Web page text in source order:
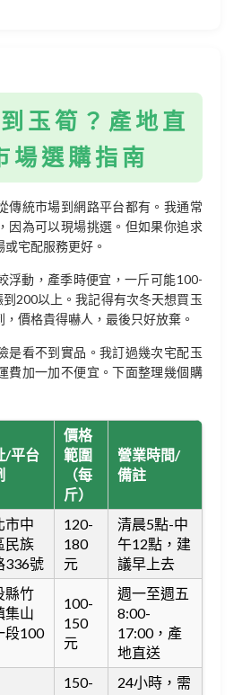
玉筍？產地直
場選購指南
傳統市場到網路平台都有。我通常
因為可以現場挑選。但如果你追求
宅配服務更好。
浮動，產季時便宜，一斤可能100-
200以上。我記得有次冬天想買玉
價格貴得嚇人，最後只好放棄。
是看不到實品。我訂過幾次宅配玉
費加一加不便宜。下面整理幾個購
/平台
價格
範圍
（每
斤）
營業時間/
備註
市中
民族
336號
120-
180
元
清晨5點-中
午12點，建
議早上去
縣竹
集山
段100
100-
150
元
週一至週五
8:00-
17:00，產
地直送
150-
24小時，需